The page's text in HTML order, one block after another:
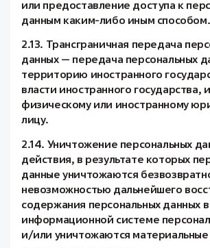
или предоставление доступа к
данным каким-либо иным способом.
2.13. Трансграничная передача
данных — передача персональных
территорию иностранного
власти иностранного государства,
физическому или иностранному
лицу.
2.14. Уничтожение персональных
действия, в результате которых
данные уничтожаются
невозможностью дальнейшего
содержания персональных данных в
информационной системе
и/или уничтожаются материальные